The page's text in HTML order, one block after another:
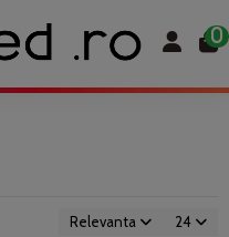
0
Relevanta 24